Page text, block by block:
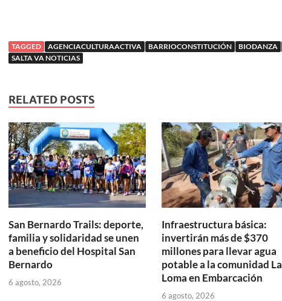
TAGGED AGENCIACULTURAACTIVA BARRIOCONSTITUCIÓN BIODANZA
SALTA VA NOTICIAS
RELATED POSTS
San Bernardo Trails: deporte,
familia y solidaridad se unen
a beneficio del Hospital San
Bernardo
6 agosto, 2026
Infraestructura básica:
invertirán más de $370
millones para llevar agua
potable a la comunidad La
Loma en Embarcación
6 agosto, 2026